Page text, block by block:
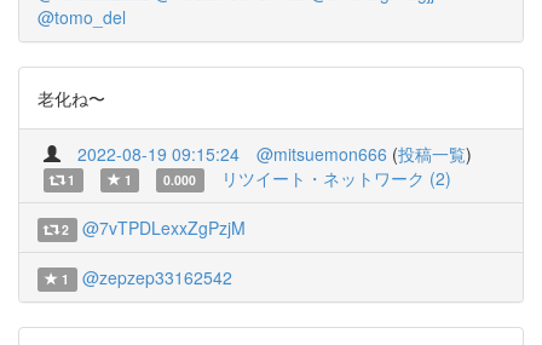
@tomo_del
老化ね〜
2022-08-19 09:15:24 @mitsuemon666 (投稿一覧)
1 1 0.000 リツイート・ネットワーク (2)
2 @7vTPDLexxZgPzjM
1 @zepzep33162542